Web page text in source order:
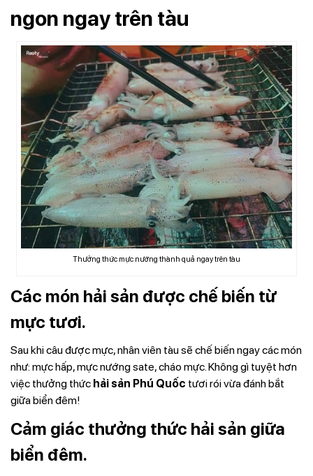
ngon ngay trên tàu
Thưởng thức mực nướng thành quả ngay trên tàu
Các món hải sản được chế biến từ
mực tươi.
Sau khi câu được mực, nhân viên tàu sẽ chế biến ngay các món
như: mực hấp, mực nướng sate, cháo mực. Không gì tuyệt hơn
việc thưởng thức hải sản Phú Quốc tươi rói vừa đánh bắt
giữa biển đêm!
Cảm giác thưởng thức hải sản giữa
biển đêm.